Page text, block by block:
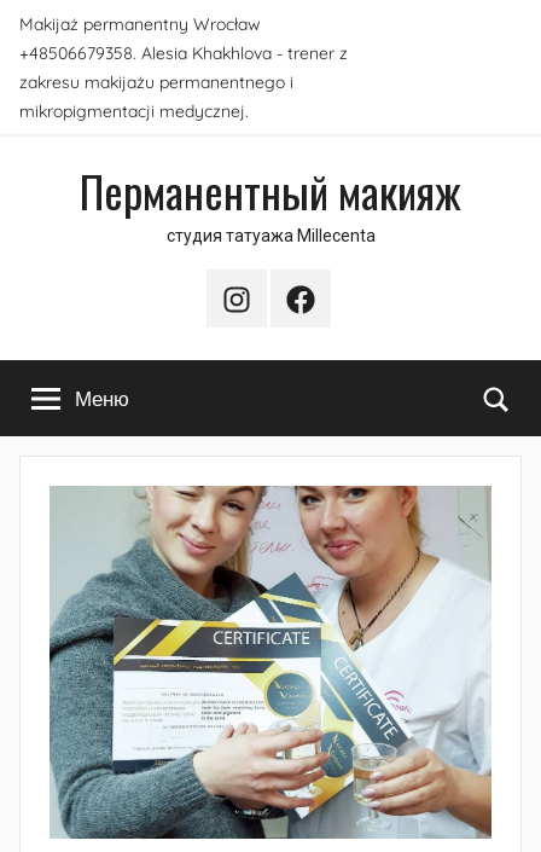
Перейти
содержимому
Makijaż permanentny Wrocław
+48506679358. Alesia Khakhlova - trener z
zakresu makijażu permanentnego i
mikropigmentacji medycznej.
Перманентный макияж
студия татуажа Millecenta
InstagramFacebook
Меню